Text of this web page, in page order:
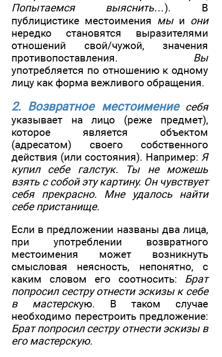
Попытаемся выяснить…). В
публицистике местоимения мыи они
нередко становятся выразителями
отношений свой/чужой, значения
противопоставления. Вы
употребляется по отношению к одному
лицу как форма вежливого обращения.
2. Возвратное местоимениесебя
указывает на лицо (реже предмет),
которое является объектом
(адресатом) своего собственного
действия (или состояния). Например: Я
купил себе галстук. Ты не можешь
взять с собой эту картину. Он чувствует
себя прекрасно. Мне удалось найти
себе пристанище.
Если в предложении названы два лица,
при употреблении возвратного
местоимения может возникнуть
смысловая неясность, непонятно, с
каким словом его соотносить: Брат
попросил сестру отнести эскизы к себе
в мастерскую. В таком случае
необходимо перестроить предложение:
Брат попросил сестру отнести эскизы в
его мастерскую.